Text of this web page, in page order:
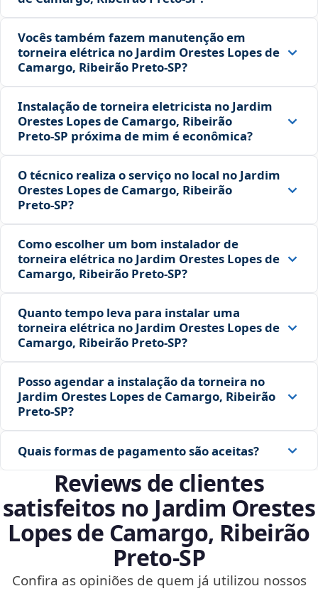
Vocês também fazem manutenção em
torneira elétrica no Jardim Orestes Lopes de
Camargo, Ribeirão Preto‑SP?
Instalação de torneira eletricista no Jardim
Orestes Lopes de Camargo, Ribeirão
Preto‑SP próxima de mim é econômica?
O técnico realiza o serviço no local no Jardim
Orestes Lopes de Camargo, Ribeirão
Preto‑SP?
Como escolher um bom instalador de
torneira elétrica no Jardim Orestes Lopes de
Camargo, Ribeirão Preto‑SP?
Quanto tempo leva para instalar uma
torneira elétrica no Jardim Orestes Lopes de
Camargo, Ribeirão Preto‑SP?
Posso agendar a instalação da torneira no
Jardim Orestes Lopes de Camargo, Ribeirão
Preto‑SP?
Quais formas de pagamento são aceitas?
Reviews de clientes
satisfeitos no Jardim Orestes
Lopes de Camargo, Ribeirão
Preto‑SP
Confira as opiniões de quem já utilizou nossos